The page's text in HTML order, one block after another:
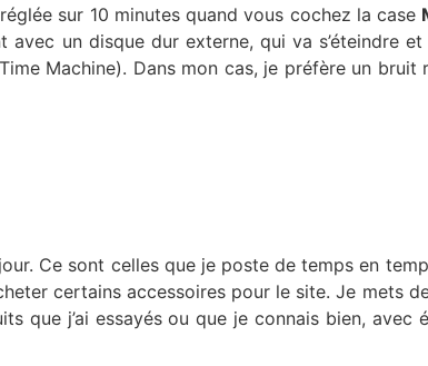
sur 10 minutes quand vous cochez la case
un disque dur externe, qui va s’éteindre
Machine). Dans mon cas, je préfère un bruit
Ce sont celles que je poste de temps en
certains accessoires pour le site. Je mets
que j’ai essayés ou que je connais bien, avec